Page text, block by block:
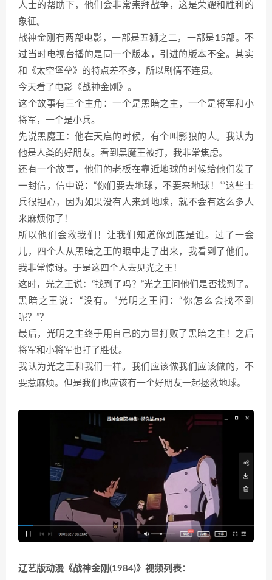
人士的帮助下，他们会非常崇拜战争，这是荣耀和胜利的
象征。
战神金刚有两部电影，一部是五狮之二，一部是15部。不
过当时电视台播的是同一个版本，引进的版本不全。其实
和《太空堡垒》的特点差不多，所以剧情不连贯。
今天看了电影《战神金刚》。
这个故事有三个主角：一个是黑暗之主，一个是将军和小
将军，一个是小兵。
先说黑魔王：他在天启的时候，有个叫影狼的人。我认为
他是人类的好朋友。看到黑魔王被打，我非常焦虑。
还有一个故事，他们的老板在靠近地球的时候给他们发了
一封信，信中说：“你们要去地球，不要来地球！”“这些士
兵很担心，因为如果没有人来到地球，就不会有这么多人
来麻烦你了！
所以他们会救我们！让我们知道你到底是谁。过了一会
儿，四个人从黑暗之王的眼中走了出来，我看到了他们。
我非常惊讶。于是这四个人去见光之王！
这时，光之王说：“找到了吗？”光之王问他们是否找到了。
黑暗之王说：“没有。”光明之王问：“你怎么会找不到
呢？”？
最后，光明之主终于用自己的力量打败了黑暗之主！之后
将军和小将军也打了胜仗。
我认为光之王和我们一样。我们应该做我们应该做的，不
要惹麻烦。但是我们也应该有一个好朋友一起拯救地球。
辽艺版动漫《战神金刚(1984)》视频列表：